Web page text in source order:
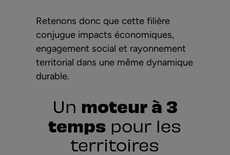
Retenons donc que cette filière
conjugue impacts économiques,
engagement social et rayonnement
territorial dans une même dynamique
durable.
Un moteur à 3
temps pour les
territoires